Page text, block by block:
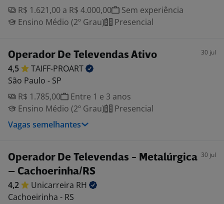
R$ 1.621,00 a R$ 4.000,00
Sem experiência
Ensino Médio (2º Grau)
Presencial
Operador De Televendas Ativo 30 jul
4,5
TAIFF-PROART
São Paulo - SP
R$ 1.785,00
Entre 1 e 3 anos
Ensino Médio (2º Grau)
Presencial
Vagas semelhantes
Operador De Televendas - Metalúrgica
– Cachoerinha/RS
30 jul
4,2 Unicarreira RH
Cachoeirinha - RS